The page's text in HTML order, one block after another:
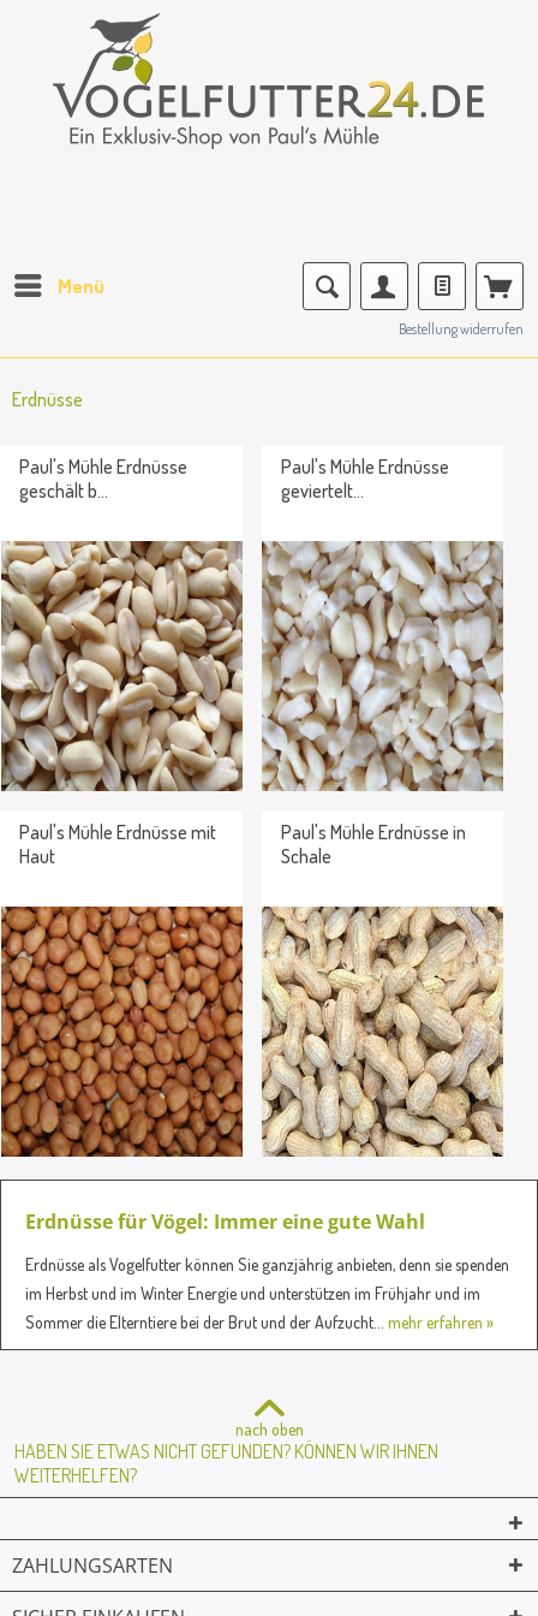
Menü
Bestellung widerrufen
Erdnüsse
Paul's Mühle Erdnüsse
geschält b...
Paul's Mühle Erdnüsse
geviertelt...
Paul's Mühle Erdnüsse mit
Haut
Paul's Mühle Erdnüsse in
Schale
Erdnüsse für Vögel: Immer eine gute Wahl
Erdnüsse als Vogelfutter können Sie ganzjährig anbieten, denn sie spenden
im Herbst und im Winter Energie und unterstützen im Frühjahr und im
Sommer die Elterntiere bei der Brut und der Aufzucht... mehr erfahren »
nach oben
HABEN SIE ETWAS NICHT GEFUNDEN? KÖNNEN WIR IHNEN
WEITERHELFEN?
ZAHLUNGSARTEN